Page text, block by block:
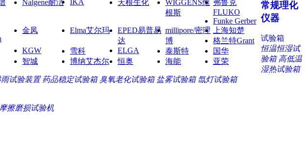
Nalgene耐洁 IKA 天根生化
WIGGENS维
根斯
弗鲁克
FLUKO
Funke Gerber
金凤 Elma艾尔玛
EPED易普易
达
millipore/密理
博
上海知楚
格兰特Grant
KGW 雪科 ELGA 泰斯特
国华
智城 博纳艾杰尔 恒奥 海能 亚荣
常规理化
仪器
试验箱
恒温恒湿试
验箱 高低温
湿热试验箱
雨试验装置 药品稳定试验箱 臭氧老化试验箱 盐雾试验箱 氙灯试验箱
摩擦磨损试验机